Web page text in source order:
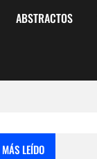
ABSTRACTOS
MÁS LEÍDO